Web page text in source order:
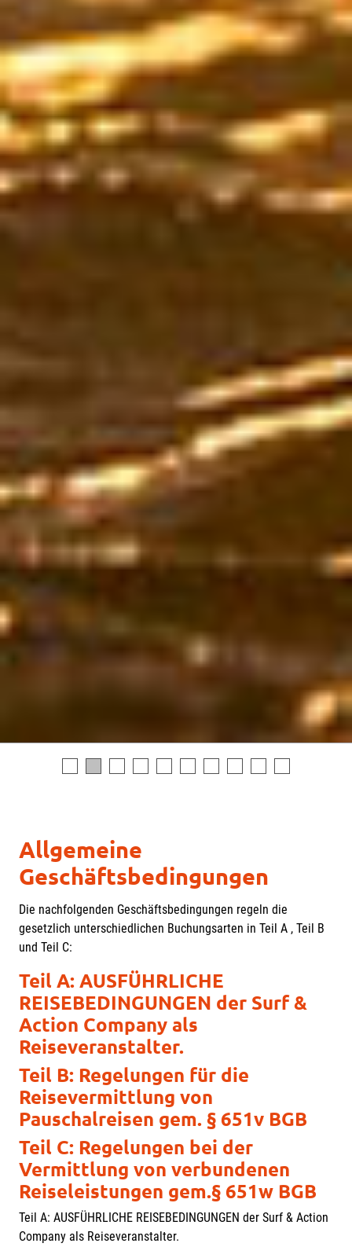
Allgemeine
Geschäftsbedingungen
Die nachfolgenden Geschäftsbedingungen regeln die
gesetzlich unterschiedlichen Buchungsarten in Teil A , Teil B
und Teil C:
Teil A: AUSFÜHRLICHE
REISEBEDINGUNGEN der Surf &
Action Company als
Reiseveranstalter.
Teil B: Regelungen für die
Reisevermittlung von
Pauschalreisen gem. § 651v BGB
Teil C: Regelungen bei der
Vermittlung von verbundenen
Reiseleistungen gem.§ 651w BGB
Teil A: AUSFÜHRLICHE REISEBEDINGUNGEN der Surf & Action
Company als Reiseveranstalter.